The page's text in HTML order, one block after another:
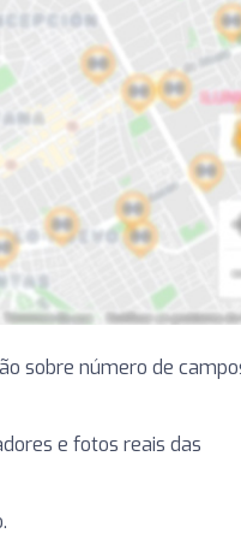
sobre número de
e fotos reais das